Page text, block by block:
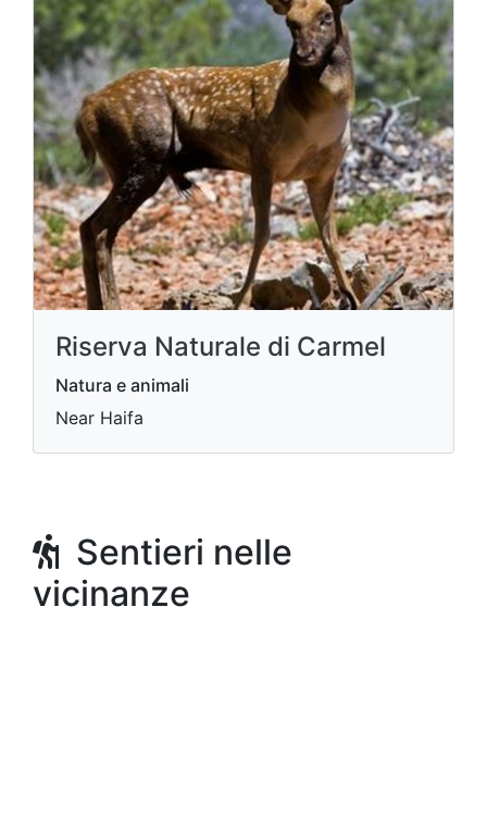
Riserva Naturale di Carmel
Natura e animali
Near Haifa
Sentieri nelle
vicinanze